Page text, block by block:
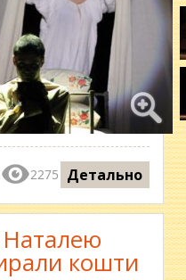
2275 Детально
Наталею
кошти